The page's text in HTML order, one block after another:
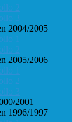
2
3
2004/2005
1
2
2005/2006
1
2
3
2001
1996/1997